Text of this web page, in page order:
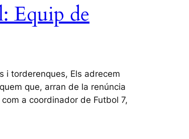
Equip de
i torderenques, Els adrecem
que, arran de la renúncia
a coordinador de Futbol 7,